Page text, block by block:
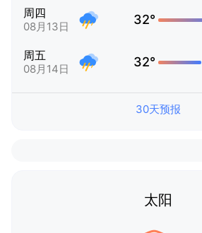
周四
08月13日 32°
周五
08月14日 32°
30天预报
太阳